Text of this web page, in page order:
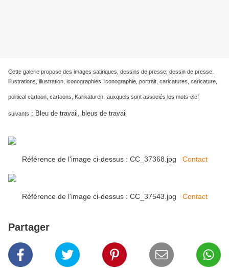
Cette galerie propose des images satiriques, dessins de presse, dessin de presse,
illustrations, illustration, iconographies, iconographie, portrait, caricatures, caricature,
political cartoon, cartoons, Karikaturen, auxquels sont associés les mots-clef
suivants : Bleu de travail, bleus de travail
Référence de l'image ci-dessus : CC_37368.jpg Contact
Référence de l'image ci-dessus : CC_37543.jpg Contact
Partager